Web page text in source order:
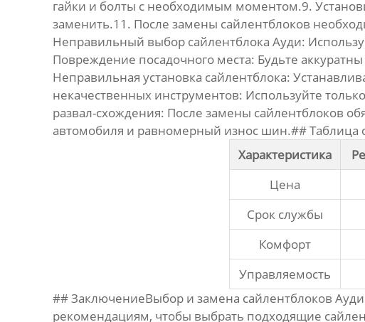
гайки и болты с необходимым моментом.9.
заменить.11. После замены сайлентблоков
Неправильный выбор сайлентблока Ауди:
Повреждение посадочного места: Будьте
Неправильная установка сайлентблока:
некачественных инструментов: Используйте
развал-схождения: После замены сайлентблоков
автомобиля и равномерный износ шин.## Таблица
Характеристика
Цена
Срок службы
Комфорт
Управляемость
## ЗаключениеВыбор и замена сайлентблоков Ауди
рекомендациям, чтобы выбрать подходящие